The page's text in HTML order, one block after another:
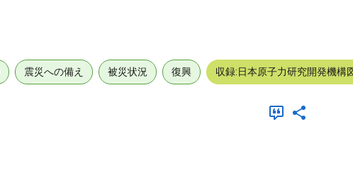
震災への備え 被災状況 復興 収録:日本原子力研究開発機構